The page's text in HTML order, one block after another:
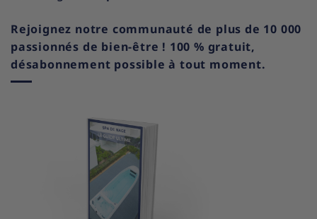
Rejoignez notre communauté de plus de 10 000
passionnés de bien-être ! 100 % gratuit,
désabonnement possible à tout moment.